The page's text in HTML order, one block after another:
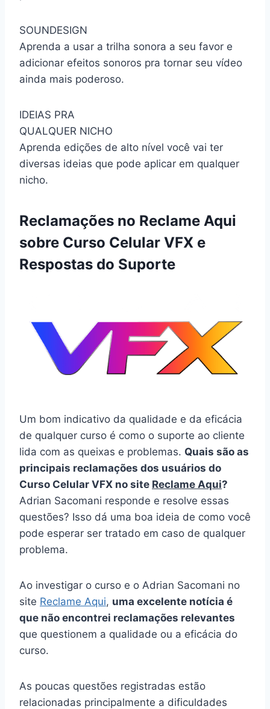
SOUNDESIGN
Aprenda a usar a trilha sonora a seu favor e
adicionar efeitos sonoros pra tornar seu vídeo
ainda mais poderoso.
IDEIAS PRA
QUALQUER NICHO
Aprenda edições de alto nível você vai ter
diversas ideias que pode aplicar em qualquer
nicho.
Reclamações no Reclame Aqui
sobre Curso Celular VFX e
Respostas do Suporte
Um bom indicativo da qualidade e da eficácia
de qualquer curso é como o suporte ao cliente
lida com as queixas e problemas. Quais são as
principais reclamações dos usuários do
Curso Celular VFX no site Reclame Aqui?
Adrian Sacomani responde e resolve essas
questões? Isso dá uma boa ideia de como você
pode esperar ser tratado em caso de qualquer
problema.
Ao investigar o curso e o Adrian Sacomani no
site Reclame Aqui, uma excelente notícia é
que não encontrei reclamações relevantes
que questionem a qualidade ou a eficácia do
curso.
As poucas questões registradas estão
relacionadas principalmente a dificuldades